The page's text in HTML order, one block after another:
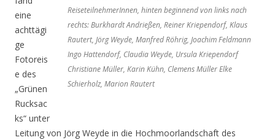
ReiseteilnehmerInnen, hinten beginnend von links nach
rechts: Burkhardt Andrießen, Reiner Kriependorf, Klaus
Rautert, Jörg Weyde, Manfred Röhrig, Joachim Feldmann
Ingo Hattendorf, Claudia Weyde, Ursula Kriependorf
Christiane Müller, Karin Kühn, Clemens Müller Elke
Schierholz, Marion Rautert
eine
achttägi
ge
Fotoreis
e des
„Grünen
Rucksac
ks“ unter
Leitung von Jörg Weyde in die Hochmoorlandschaft des